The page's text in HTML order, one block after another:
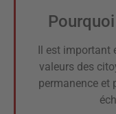
Il est important
valeurs des
permanence et